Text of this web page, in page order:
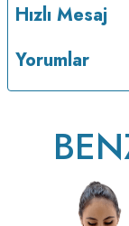
Hızlı Mesaj
Yorumlar